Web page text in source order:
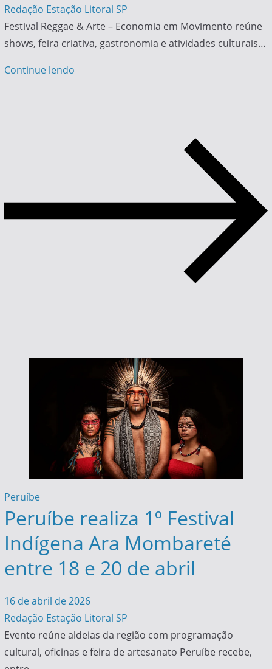
Redação Estação Litoral SP
Festival Reggae & Arte – Economia em Movimento reúne
shows, feira criativa, gastronomia e atividades culturais…
Continue lendo
Peruíbe
Peruíbe realiza 1º Festival
Indígena Ara Mombareté
entre 18 e 20 de abril
16 de abril de 2026
Redação Estação Litoral SP
Evento reúne aldeias da região com programação
cultural, oficinas e feira de artesanato Peruíbe recebe,